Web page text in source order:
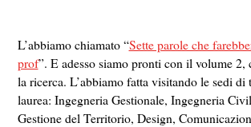
L’abbiamo chiamato “Sette parole che
prof”. E adesso siamo pronti con il volume 2,
la ricerca. L’abbiamo fatta visitando le sedi
laurea: Ingegneria Gestionale, Ingegneria
Gestione del Territorio, Design,